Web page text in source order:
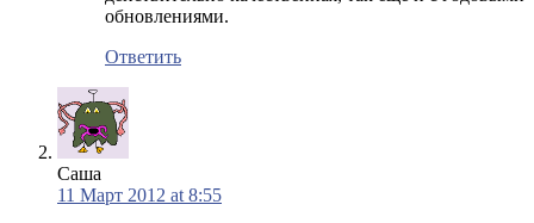
обновлениями.
Ответить
Саша
11 Март 2012 at 8:55